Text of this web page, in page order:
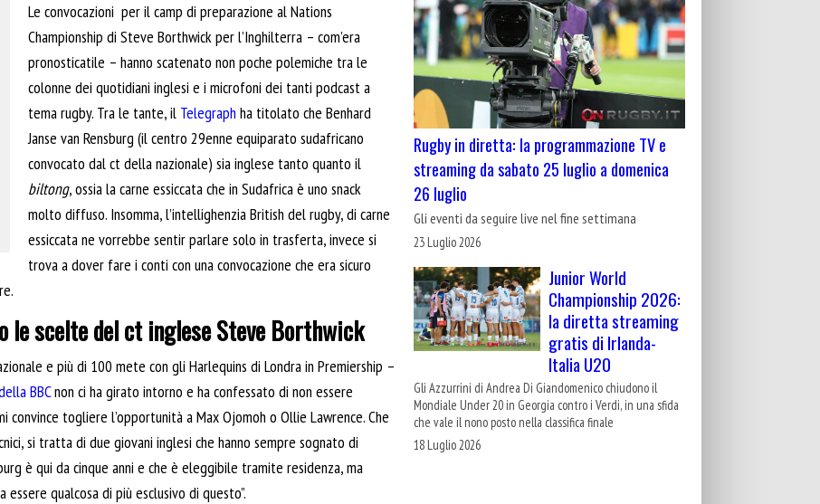
Le convocazioni per il camp di preparazione al Nations
Championship di Steve Borthwick per l’Inghilterra – com’era
pronosticatile – hanno scatenato non poche polemiche tra le
colonne dei quotidiani inglesi e i microfoni dei tanti podcast a
tema rugby. Tra le tante, il Telegraph ha titolato che Benhard
Janse van Rensburg (il centro 29enne equiparato sudafricano
convocato dal ct della nazionale) sia inglese tanto quanto il
biltong, ossia la carne essiccata che in Sudafrica è uno snack
molto diffuso. Insomma, l’intellighenzia British del rugby, di carne
essiccata ne vorrebbe sentir parlare solo in trasferta, invece si
trova a dover fare i conti con una convocazione che era sicuro
le scelte del ct inglese Steve Borthwick
e più di 100 mete con gli Harlequins di Londra in Premiership –
BBCnon ci ha girato intorno e ha confessato di non essere
convince togliere l’opportunità a Max Ojomoh o Ollie Lawrence. Che
si tratta di due giovani inglesi che hanno sempre sognato di
è qui da cinque anni e che è eleggibile tramite residenza, ma
qualcosa di più esclusivo di questo”.
Rugby in diretta: la programmazione TV e
streaming da sabato 25 luglio a domenica
26 luglio
Gli eventi da seguire live nel fine settimana
23 Luglio 2026
Junior World
Championship 2026:
la diretta streaming
gratis di Irlanda-
Italia U20
Gli Azzurrini di Andrea Di Giandomenico chiudono il
Mondiale Under 20 in Georgia contro i Verdi, in una sfida
che vale il nono posto nella classifica finale
18 Luglio 2026